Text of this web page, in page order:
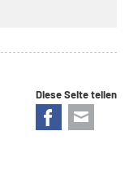
Diese Seite teilen
Facebook